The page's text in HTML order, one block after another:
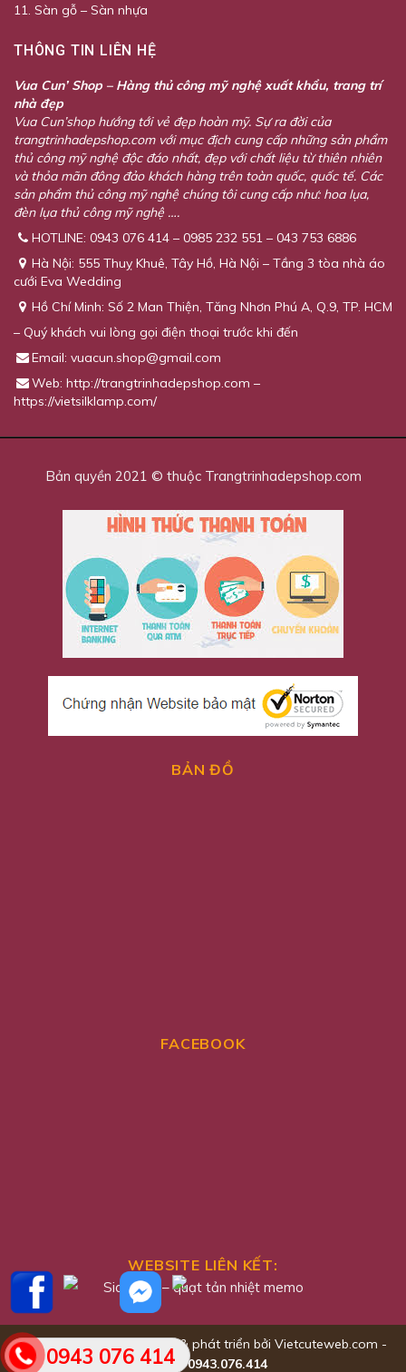
0943 076 414
11. Sàn gỗ – Sàn nhựa
THÔNG TIN LIÊN HỆ
Vua Cun’ Shop – Hàng thủ công mỹ nghệ xuất khẩu, trang trí
nhà đẹp
Vua Cun’shop hướng tới vẻ đẹp hoàn mỹ. Sự ra đời của
trangtrinhadepshop.com với mục địch cung cấp những sản phẩm
thủ công mỹ nghệ độc đáo nhất, đẹp với chất liệu từ thiên nhiên
và thỏa mãn đông đảo khách hàng trên toàn quốc, quốc tế. Các
sản phẩm thủ công mỹ nghệ chúng tôi cung cấp như: hoa lụa,
đèn lụa thủ công mỹ nghệ ….
HOTLINE: 0943 076 414 – 0985 232 551 – 043 753 6886
Hà Nội: 555 Thuỵ Khuê, Tây Hồ, Hà Nội – Tầng 3 tòa nhà áo
cưới Eva Wedding
Hồ Chí Minh: Số 2 Man Thiện, Tăng Nhơn Phú A, Q.9, TP. HCM
– Quý khách vui lòng gọi điện thoại trước khi đến
Email: vuacun.shop@gmail.com
Web: http://trangtrinhadepshop.com –
https://vietsilklamp.com/
Bản quyền 2021 © thuộc Trangtrinhadepshop.com
BẢN ĐỒ
FACEBOOK
WEBSITE LIÊN KẾT:
Sidotech –quạt tản nhiệt memo
Copyright 2026 © Thiết kế & phát triển bởi Vietcuteweb.com -
Holine: 0943.076.414